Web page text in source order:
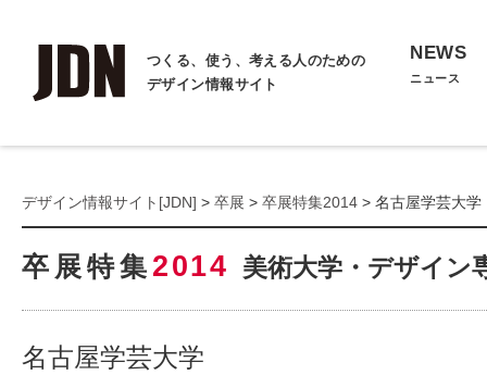
つくる、使う、考える人のための
デザイン情報サイト
NEWS
ニュース
デザイン情報サイト[JDN] > 卒展 > 卒展特集2014 > 名古屋学芸大学
卒展特集 2014 美術大学・デザイン
名古屋学芸大学